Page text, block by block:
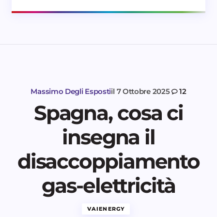
Massimo Degli Espostiil 7 Ottobre 2025 12
Spagna, cosa ci
insegna il
disaccoppiamento
gas-elettricità
VAIENERGY